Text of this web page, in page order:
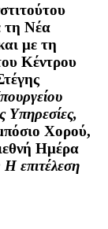
τη Νέα
με τη
Κέντρου
Υπηρεσίες,
Χορού,
Ημέρα
επιτέλεση